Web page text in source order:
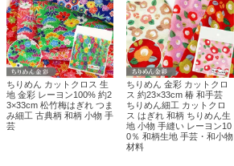
ちりめん カットクロス 生
地 金彩 レーヨン100% 約2
3×33cm 松竹梅はぎれ つま
み細工 古典柄 和柄 小物 手
芸
ちりめん 金彩 カットクロ
ス 約23×33cm 椿 和手芸
ちりめん細工 カットクロ
ス はぎれ 和柄 ちりめん生
地 小物 手縫い レーヨン10
0％ 和柄生地 手芸・和小物
材料